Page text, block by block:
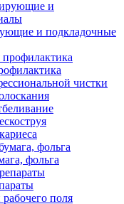
и подкладочные
чистки
фольга